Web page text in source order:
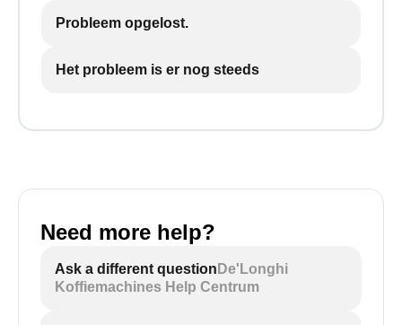
Probleem opgelost.
Het probleem is er nog steeds
Need more help?
Ask a different question De'Longhi
Koffiemachines Help Centrum